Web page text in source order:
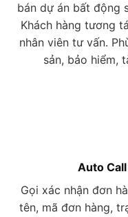
bán dự án bất động
Khách hàng tương
nhân viên tư vấn.
sản, bảo hiểm,
Auto
Gọi xác nhận đơn
tên, mã đơn hàng,